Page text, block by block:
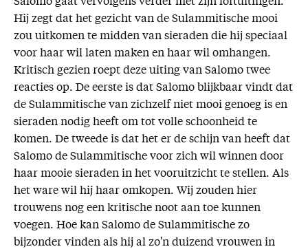
Hij zegt dat het gezicht van de Sulammitische mooi
zou uitkomen te midden van sieraden die hij speciaal
voor haar wil laten maken en haar wil omhangen.
Kritisch gezien roept deze uiting van Salomo twee
reacties op. De eerste is dat Salomo blijkbaar vindt dat
de Sulammitische van zichzelf niet mooi genoeg is en
sieraden nodig heeft om tot volle schoonheid te
komen. De tweede is dat het er de schijn van heeft dat
Salomo de Sulammitische voor zich wil winnen door
haar mooie sieraden in het vooruitzicht te stellen. Als
het ware wil hij haar omkopen. Wij zouden hier
trouwens nog een kritische noot aan toe kunnen
voegen. Hoe kan Salomo de Sulammitische zo
bijzonder vinden als hij al zo'n duizend vrouwen in